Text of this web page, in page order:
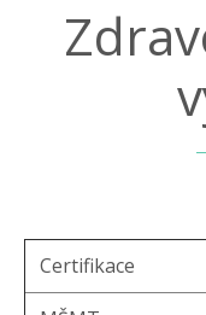
Certifikace